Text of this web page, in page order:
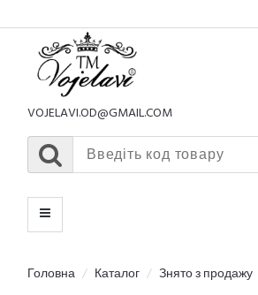
VOJELAVI.OD@GMAIL.COM
МЕНЮ
Головна Каталог Знято з продажу